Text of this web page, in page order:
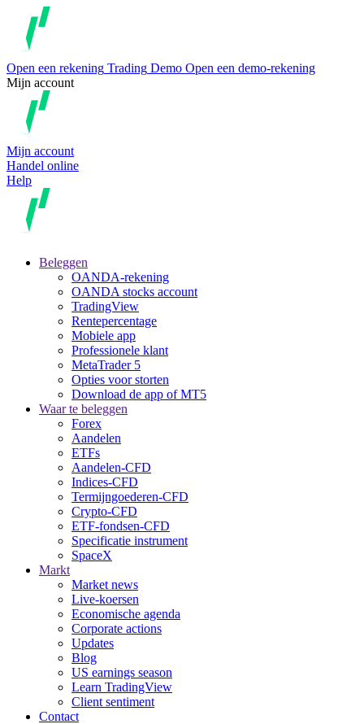
Open een rekening Trading Demo Open een demo-rekening
Mijn account
Mijn account
Handel online
Help
Beleggen
OANDA-rekening
OANDA stocks account
TradingView
Rentepercentage
Mobiele app
Professionele klant
MetaTrader 5
Opties voor storten
Download de app of MT5
Waar te beleggen
Forex
Aandelen
ETFs
Aandelen-CFD
Indices-CFD
Termijngoederen-CFD
Crypto-CFD
ETF-fondsen-CFD
Specificatie instrument
SpaceX
Markt
Market news
Live-koersen
Economische agenda
Corporate actions
Updates
Blog
US earnings season
Learn TradingView
Client sentiment
Contact